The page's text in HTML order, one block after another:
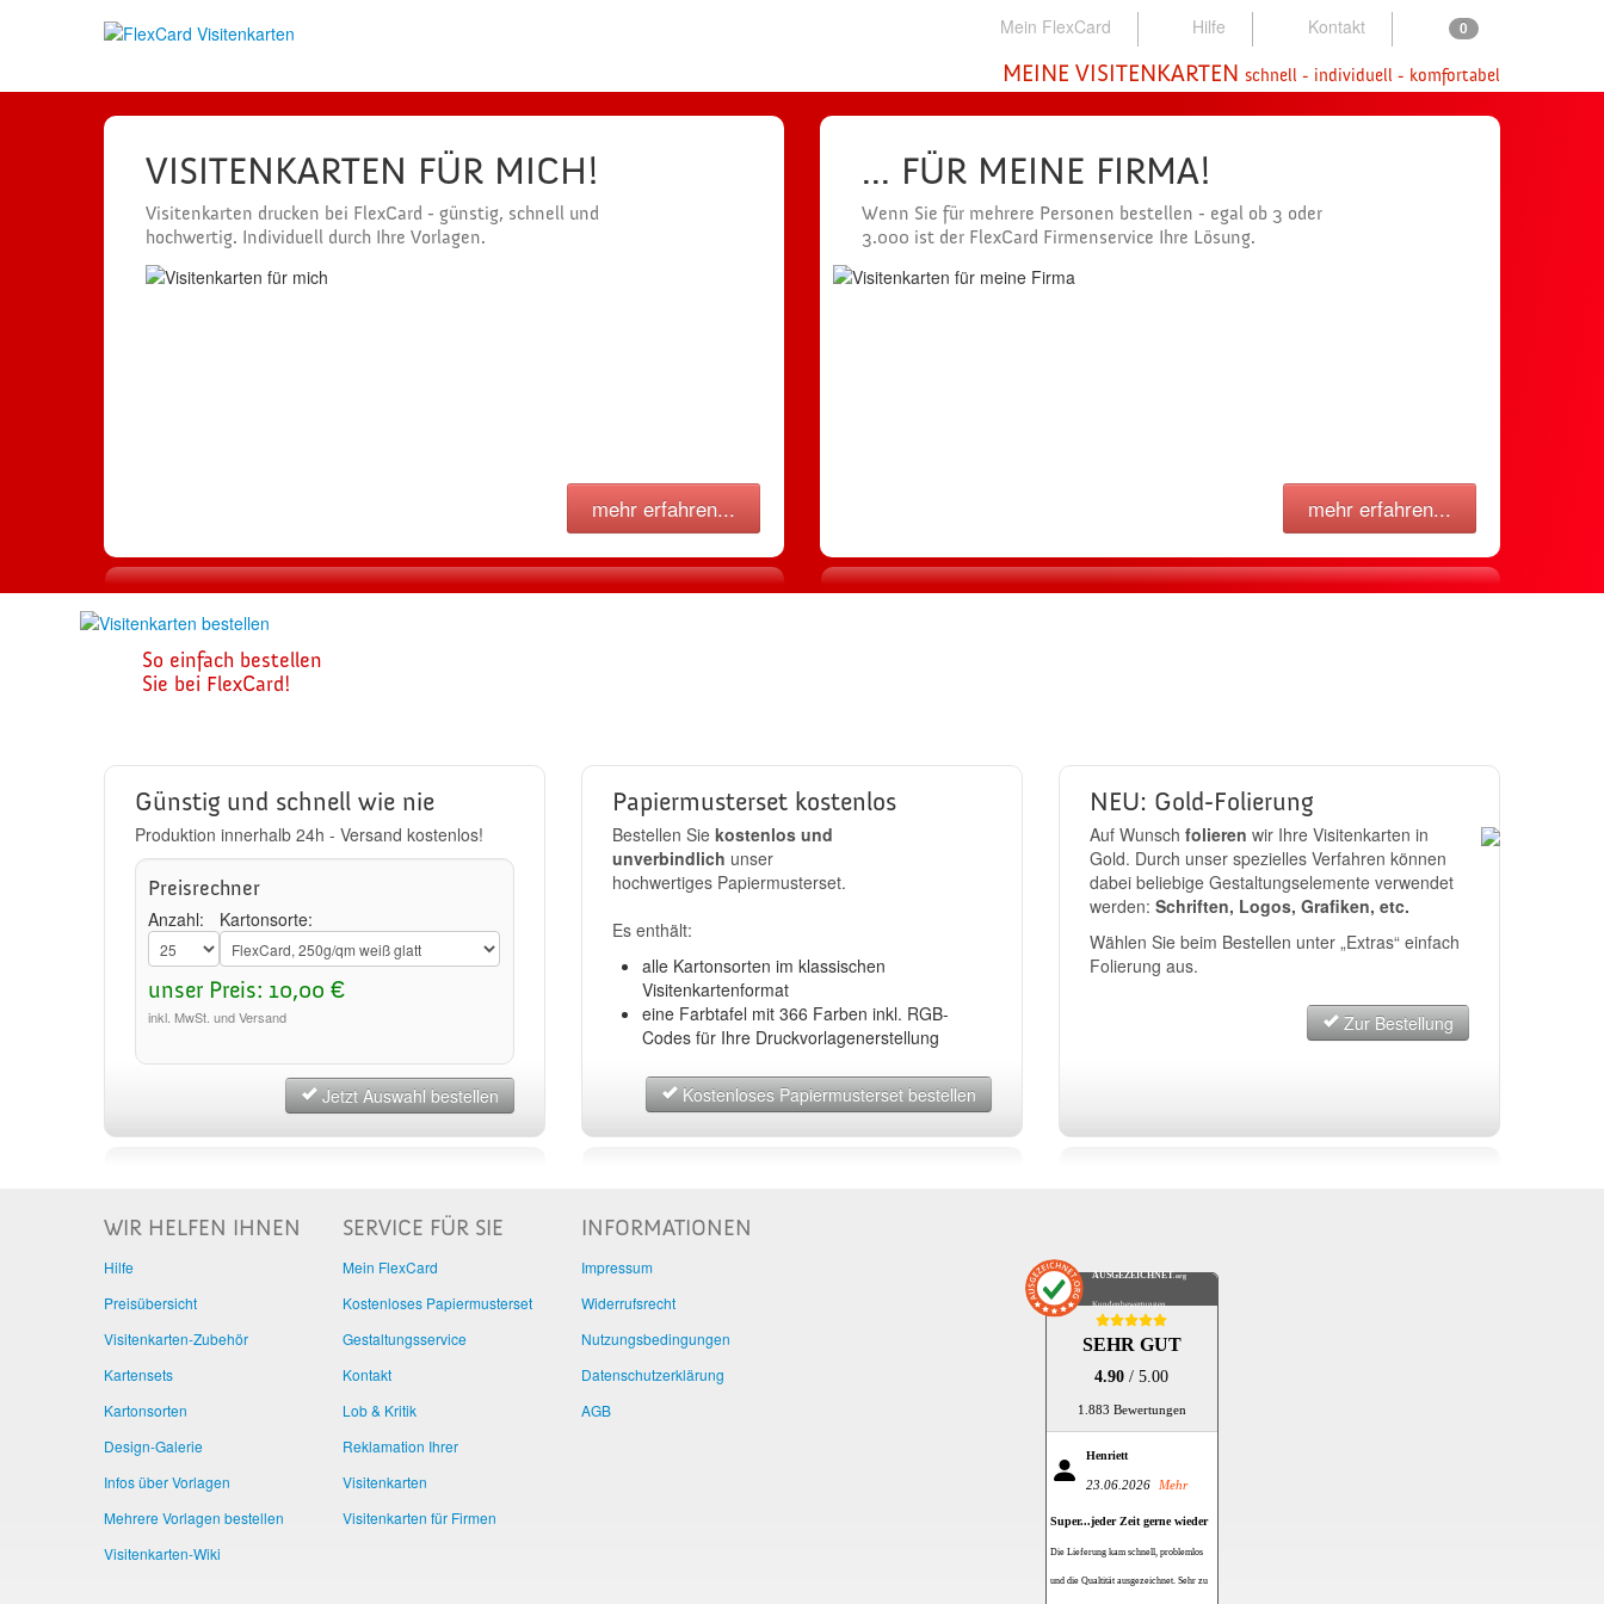
Mein FlexCard Hilfe Kontakt 0
MEINE VISITENKARTEN schnell - individuell - komfortabel
VISITENKARTEN FÜR MICH!
Visitenkarten drucken bei FlexCard - günstig, schnell und
hochwertig. Individuell durch Ihre Vorlagen.
mehr erfahren...
... FÜR MEINE FIRMA!
Wenn Sie für mehrere Personen bestellen - egal ob 3 oder
3.000 ist der FlexCard Firmenservice Ihre Lösung.
mehr erfahren...
So einfach bestellen
Sie bei FlexCard!
Günstig und schnell wie nie
Produktion innerhalb 24h - Versand kostenlos!
Preisrechner
Anzahl: Kartonsorte:
unser Preis: 10,00 €
inkl. MwSt. und Versand
Jetzt Auswahl bestellen
Papiermusterset kostenlos
Bestellen Sie kostenlos und
unverbindlich unser
hochwertiges Papiermusterset.
Es enthält:
alle Kartonsorten im klassischen
Visitenkartenformat
eine Farbtafel mit 366 Farben inkl. RGB-
Codes für Ihre Druckvorlagenerstellung
Kostenloses Papiermusterset bestellen
NEU: Gold-Folierung
Auf Wunsch folieren wir Ihre Visitenkarten in
Gold. Durch unser spezielles Verfahren können
dabei beliebige Gestaltungselemente verwendet
werden: Schriften, Logos, Grafiken, etc.
Wählen Sie beim Bestellen unter „Extras“ einfach
Folierung aus.
Zur Bestellung
WIR HELFEN IHNEN
Hilfe
Preisübersicht
Visitenkarten-Zubehör
Kartensets
Kartonsorten
Design-Galerie
Infos über Vorlagen
Mehrere Vorlagen bestellen
Visitenkarten-Wiki
SERVICE FÜR SIE
Mein FlexCard
Kostenloses Papiermusterset
Gestaltungsservice
Kontakt
Lob & Kritik
Reklamation Ihrer
Visitenkarten
Visitenkarten für Firmen
INFORMATIONEN
Impressum
Widerrufsrecht
Nutzungsbedingungen
Datenschutzerklärung
AGB
AUSGEZEICHNET .org
Kundenbewertungen
SEHR GUT
4.90/ 5.00
1.883 Bewertungen
Henriett
23.06.2026 Mehr
Super...jeder Zeit gerne wieder
Die Lieferung kam schnell, problemlos
und die Qualtität ausgezeichnet. Sehr zu